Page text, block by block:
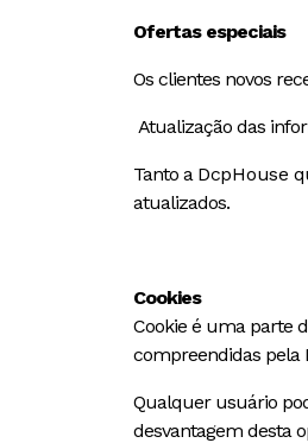
Ofertas especiais
Os clientes novos
Atualização das
Tanto a DcpHouse
atualizados.
Cookies
Cookie é uma parte
compreendidas pela
Qualquer usuário
desvantagem desta